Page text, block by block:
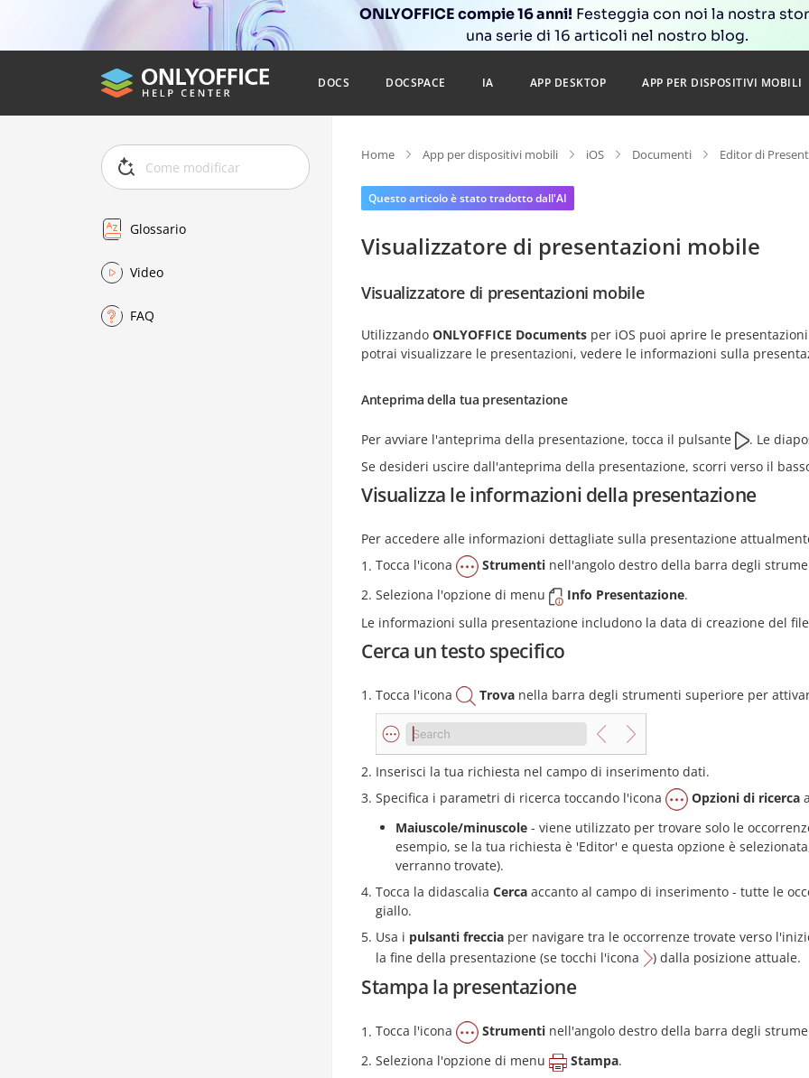
ONLYOFFICE compie 16 anni! Festeggia con noi la nostra
una serie di 16 articoli nel nostro blog.
DOCS DOCSPACE IA APP DESKTOP APP PER DISPOSITIVI MOBILI
Glossario
Video
FAQ
Home App per dispositivi mobili iOS Documenti Editor di
Questo articolo è stato tradotto dall'AI
Visualizzatore di presentazioni mobile
Visualizzatore di presentazioni mobile
Utilizzando ONLYOFFICE Documents per iOS puoi aprire le
potrai visualizzare le presentazioni, vedere le informazioni sulla
Anteprima della tua presentazione
Per avviare l'anteprima della presentazione, tocca il pulsante
. Le
Se desideri uscire dall'anteprima della presentazione, scorri verso il
Visualizza le informazioni della presentazione
Per accedere alle informazioni dettagliate sulla presentazione
Tocca l'icona
Strumenti nell'angolo destro della barra degli
Seleziona l'opzione di menu
Info Presentazione.
Le informazioni sulla presentazione includono la data di creazione del
Cerca un testo specifico
Tocca l'icona Trova nella barra degli strumenti superiore per
Inserisci la tua richiesta nel campo di inserimento dati.
Specifica i parametri di ricerca toccando l'icona
Opzioni di ricerca
Maiuscole/minuscole - viene utilizzato per trovare solo le
esempio, se la tua richiesta è 'Editor' e questa opzione è
verranno trovate).
Tocca la didascalia Cerca accanto al campo di inserimento - tutte le
giallo.
Usa i pulsanti freccia per navigare tra le occorrenze trovate verso
la fine della presentazione (se tocchi l'icona
) dalla posizione attuale.
Stampa la presentazione
Tocca l'icona Strumenti nell'angolo destro della barra degli
Seleziona l'opzione di menu
Stampa.